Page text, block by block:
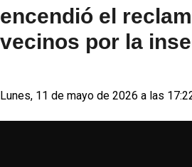
encendió el
vecinos por la
Lunes, 11 de mayo de 2026 a las